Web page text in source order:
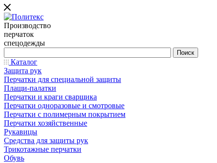
Производство
перчаток
спецодежды
Каталог
Защита рук
Перчатки для специальной защиты
Плащи-палатки
Перчатки и краги сварщика
Перчатки одноразовые и смотровые
Перчатки с полимерным покрытием
Перчатки хозяйственные
Рукавицы
Средства для защиты рук
Трикотажные перчатки
Обувь